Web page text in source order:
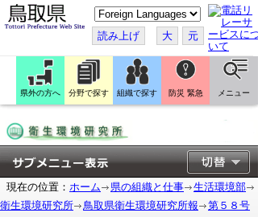
こ
の
ペ
ー
ジ
翻
訳
す
読み上げ 大 元
県外の方へ 分野で探す 組織で探す 防災 緊急 メニュー
現在の位置： ホーム 県の組織と仕事
生活環境部
衛生環境研究所
鳥取県衛生環境研究所報
第５８号